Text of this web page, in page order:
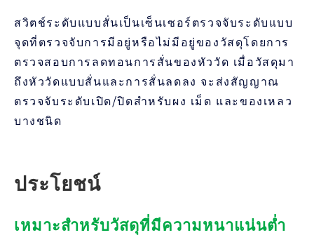
สวิตช์ระดับแบบสั่นเป็นเซ็นเซอร์ตรวจจับระดับแบบ
จุดที่ตรวจจับการมีอยู่หรือไม่มีอยู่ของวัสดุโดยการ
ตรวจสอบการลดทอนการสั่นของหัววัด เมื่อวัสดุมา
ถึงหัววัดแบบสั่นและการสั่นลดลง จะส่งสัญญาณ
ตรวจจับระดับเปิด/ปิดสำหรับผง เม็ด และของเหลว
บางชนิด
ประโยชน์
เหมาะสำหรับวัสดุที่มีความหนาแน่นต่ำ